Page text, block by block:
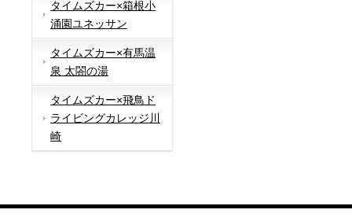
タイムズカー×箱根小
涌園ユネッサン
タイムズカー×有馬温
泉 太閤の湯
タイムズカー×飛鳥ド
ライビングカレッジ川
崎